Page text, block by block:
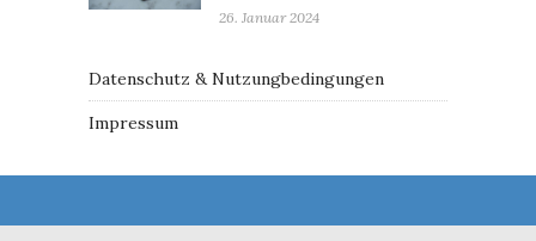
26. Januar 2024
Datenschutz & Nutzungbedingungen
Impressum